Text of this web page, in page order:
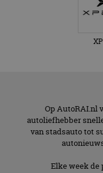
Op AutoRAI.nl
autoliefhebber
van stadsauto tot
Elke week de